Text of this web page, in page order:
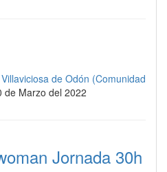
Villaviciosa de Odón (Comunidad
de Marzo del 2022
Jornada 30h